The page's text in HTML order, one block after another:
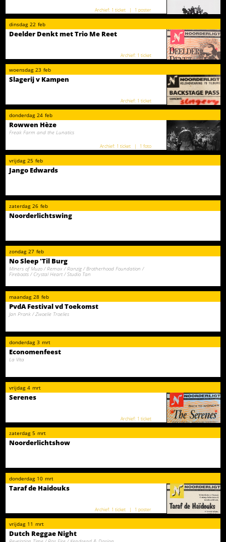
1 ticket 1 poster
dinsdag 22 feb
Deelder Denkt met Trio Me Reet
1 ticket
woensdag 23 feb
Slagerij v Kampen
1 ticket
donderdag 24 feb
Rowwen Hèze
Freak Farm and the Lunatics
1 ticket 1 foto
vrijdag 25 feb
Jango Edwards
zaterdag 26 feb
Noorderlichtswing
zondag 27 feb
No Sleep 'Til Burg
Miners of Muzo / Remax / Ranzig / Brotherhood Foundation /
Fireboots / Crystal Heart / Studio Tan
maandag 28 feb
PvdA Festival vd Toekomst
Jan Pronk / Zwoelie Troelies
donderdag 3 mrt
Economenfeest
La Vita
vrijdag 4 mrt
Serenes
1 ticket
zaterdag 5 mrt
Noorderlichtshow
donderdag 10 mrt
Taraf de Haidouks
1 ticket 1 poster
vrijdag 11 mrt
Dutch Reggae Night